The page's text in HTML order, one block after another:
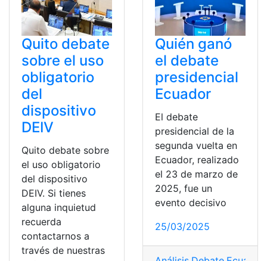
Quito debate
sobre el uso
obligatorio
del
dispositivo
DEIV
Quito debate sobre
el uso obligatorio
del dispositivo
DEIV. Si tienes
alguna inquietud
recuerda
contactarnos a
través de nuestras
Quién ganó
el debate
presidencial
Ecuador
El debate
presidencial de la
segunda vuelta en
Ecuador, realizado
el 23 de marzo de
2025, fue un
evento decisivo
25/03/2025